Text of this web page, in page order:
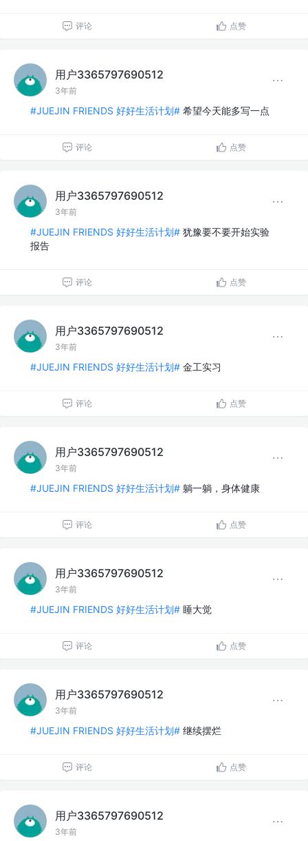
评论 点赞
用户3365797690512
3年前
#JUEJIN FRIENDS 好好生活计划# 希望今天能多写一点
评论 点赞
用户3365797690512
3年前
#JUEJIN FRIENDS 好好生活计划# 犹豫要不要开始实验
报告
评论 点赞
用户3365797690512
3年前
#JUEJIN FRIENDS 好好生活计划# 金工实习
评论 点赞
用户3365797690512
3年前
#JUEJIN FRIENDS 好好生活计划# 躺一躺，身体健康
评论 点赞
用户3365797690512
3年前
#JUEJIN FRIENDS 好好生活计划# 睡大觉
评论 点赞
用户3365797690512
3年前
#JUEJIN FRIENDS 好好生活计划# 继续摆烂
评论 点赞
用户3365797690512
3年前